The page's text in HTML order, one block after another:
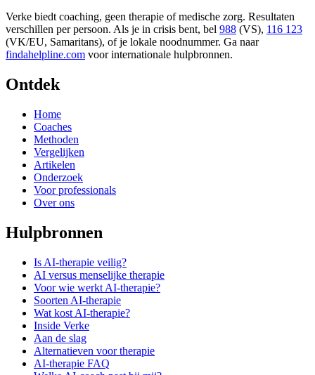
Verke biedt coaching, geen therapie of medische zorg. Resultaten
verschillen per persoon. Als je in crisis bent, bel 988 (VS), 116 123
(VK/EU, Samaritans), of je lokale noodnummer. Ga naar
findahelpline.com voor internationale hulpbronnen.
Ontdek
Home
Coaches
Methoden
Vergelijken
Artikelen
Onderzoek
Voor professionals
Over ons
Hulpbronnen
Is AI-therapie veilig?
AI versus menselijke therapie
Voor wie werkt AI-therapie?
Soorten AI-therapie
Wat kost AI-therapie?
Inside Verke
Aan de slag
Alternatieven voor therapie
AI-therapie FAQ